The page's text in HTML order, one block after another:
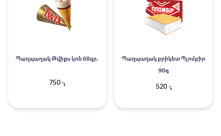
Պաղպաղակ Թվիքս կոն 68գր․
750 ֏
Պաղպաղակ բրիկետ Պլոմբիր
90գ
520֏